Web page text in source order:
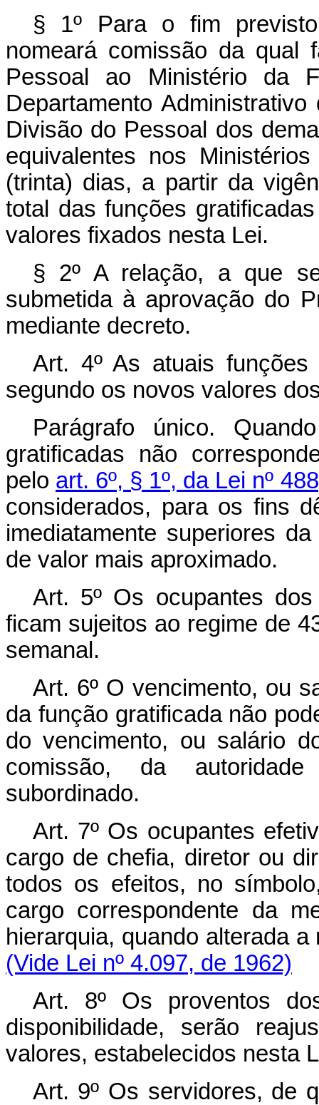
§ 1º Para o fim
nomeará comissão da qual
Pessoal ao Ministério da
Departamento
Divisão do Pessoal dos
equivalentes nos
(trinta) dias, a partir da
total das funções
valores fixados nesta Lei.
§ 2º A relação, a que
submetida à aprovação do
mediante decreto.
Art. 4º As atuais
segundo os novos valores
Parágrafo único.
gratificadas não
pelo art. 6º, § 1º, da Lei nº
considerados, para os fins
imediatamente superiores
de valor mais aproximado.
Art. 5º Os ocupantes
ficam sujeitos ao regime de
semanal.
Art. 6º O vencimento, ou
da função gratificada não
do vencimento, ou salário
comissão, da
subordinado.
Art. 7º Os ocupantes
cargo de chefia, diretor ou
todos os efeitos, no
cargo correspondente da
hierarquia, quando
(Vide Lei nº 4.097, de 1962)
Art. 8º Os proventos
disponibilidade, serão
valores, estabelecidos nesta
Art. 9º Os servidores, de